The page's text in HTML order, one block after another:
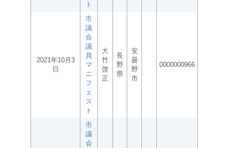
ト
2021年10月3
日
市
議
会
議
員
マ
ニ
フ
ェ
ス
ト
大
竹
啓
正
長
野
県
安
曇
野
市
0000000966
市
議
会